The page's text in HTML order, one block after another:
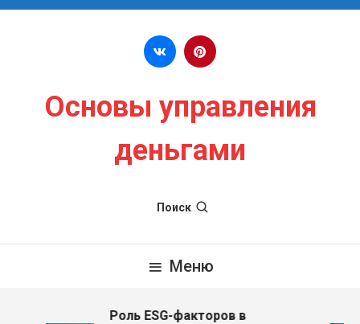
Перейти к содержимому
Основы управления
деньгами
Поиск
Меню
Роль ESG-факторов в